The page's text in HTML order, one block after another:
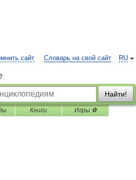
RU
сайт Словарь на свой сайт
Найти!
Книги Игры ⚽